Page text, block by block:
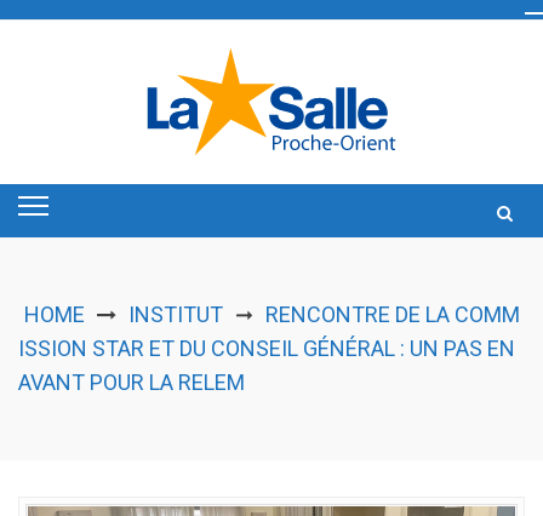
HOME INSTITUT ➞ RENCONTRE DE LA COMM
ISSION STAR ET DU CONSEIL GÉNÉRAL : UN PAS EN
AVANT POUR LA RELEM